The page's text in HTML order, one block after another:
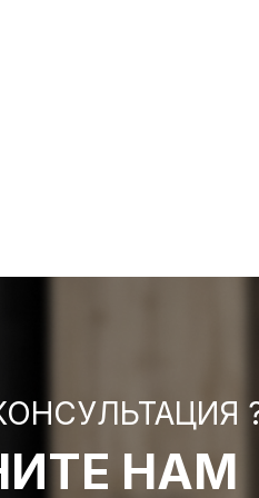
НАМ